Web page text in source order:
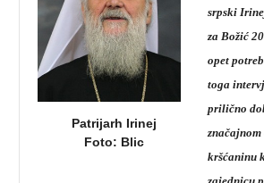
Patrijarh Irinej
Foto: Blic
srpski
za Božić
opet
toga
prilično
kršćaninu